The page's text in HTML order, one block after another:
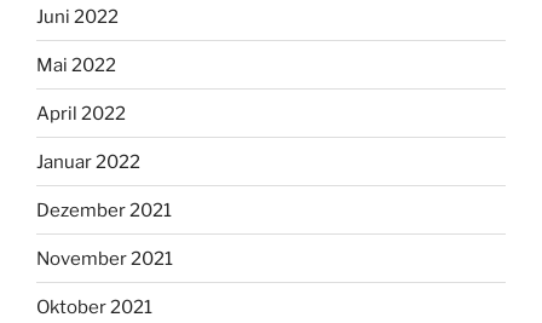
Juni 2022
Mai 2022
April 2022
Januar 2022
Dezember 2021
November 2021
Oktober 2021